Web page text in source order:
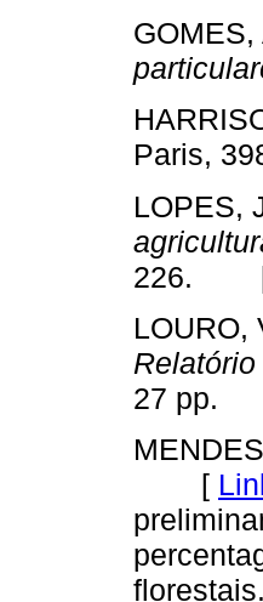
Paris,
LOPES,
226.
LOURO,
27
[
florestais.